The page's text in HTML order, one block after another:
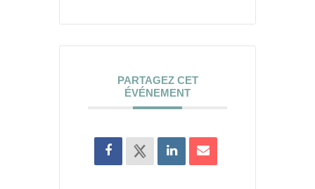
PARTAGEZ CET
ÉVÉNEMENT